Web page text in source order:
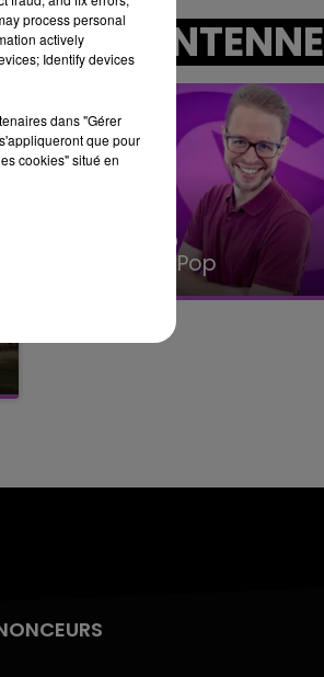
10h00 - 14h00
LE TICKET DE CAISSE
A L'ANTENNE
14h00 - 15h00
La Radio Pop
process personal
actively
Identify devices
dans "Gérer
que pour
cookies" situé en